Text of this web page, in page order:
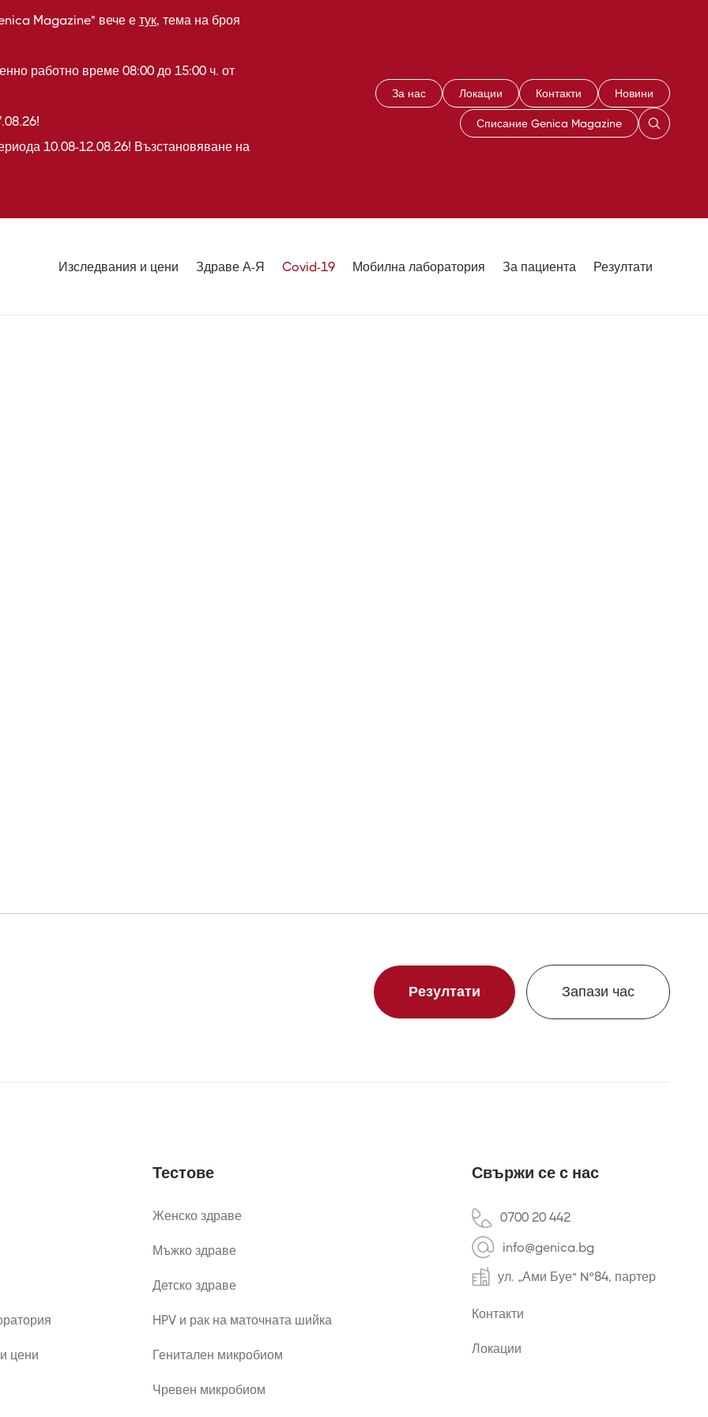
Magazine" вече е тук, тема на броя
работно време 08:00 до 15:00 ч. от
10.08-12.08.26! Възстановяване на
За нас Локации Контакти Новини
Списание Genica Magazine
Изследвания и цени Здраве А-Я Covid-19 Мобилна лаборатория За пациента Резултати
Резултати Запази час
цени
Тестове
Женско здраве
Мъжко здраве
Детско здраве
HPV и рак на маточната шийка
Генитален микробиом
Чревен микробиом
Свържи се с нас
0700 20 442
info@genica.bg
ул. „Ами Буе“ №84, партер
Контакти
Локации